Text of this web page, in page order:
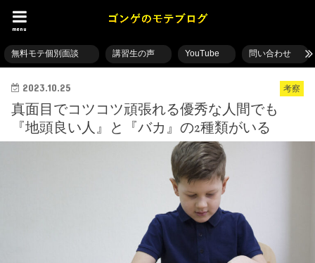
menu
無料モテ個別面談 講習生の声 YouTube 問い合わせ
考察
2023.10.25
真面目でコツコツ頑張れる優秀な人間でも
『地頭良い人』と『バカ』の2種類がいる